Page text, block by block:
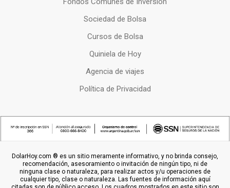
Sociedad de Bolsa
Cursos de Bolsa
Quiniela de Hoy
Agencia de viajes
Política de Privacidad
DolarHoy.com ® es un sitio meramente informativo, y no brinda consejo,
recomendación, asesoramiento o invitación de ningún tipo, ni de
ninguna clase o naturaleza, para realizar actos y/u operaciones de
cualquier tipo, clase o naturaleza. Las fuentes de información aquí